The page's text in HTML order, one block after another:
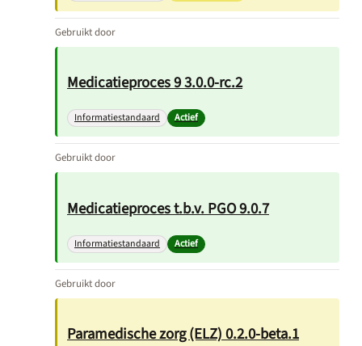
Gebruikt door
Medicatieproces 9 3.0.0-rc.2
Informatiestandaard Actief
Gebruikt door
Medicatieproces t.b.v. PGO 9.0.7
Informatiestandaard Actief
Gebruikt door
Paramedische zorg (ELZ) 0.2.0-beta.1